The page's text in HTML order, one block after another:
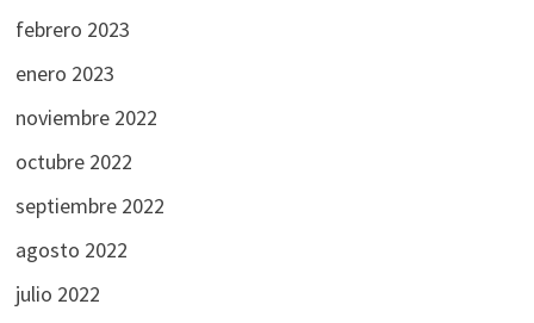
febrero 2023
enero 2023
noviembre 2022
octubre 2022
septiembre 2022
agosto 2022
julio 2022